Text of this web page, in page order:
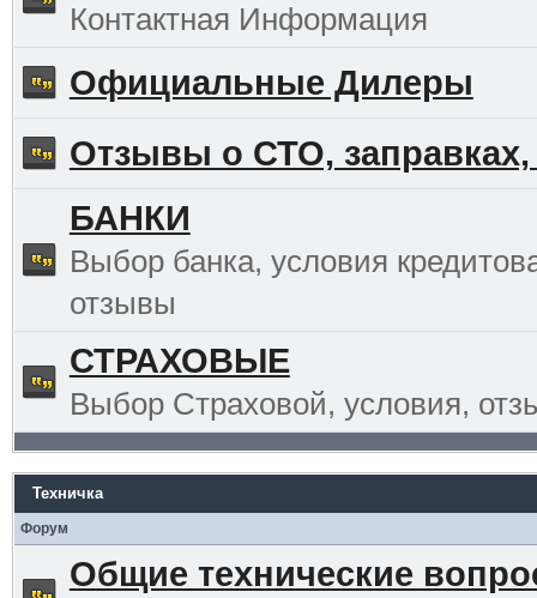
Контактная Информация
Официальные Дилеры
Отзывы о СТО, заправках,
БАНКИ
Выбор банка, условия
отзывы
СТРАХОВЫЕ
Выбор Страховой, условия,
Техничка
Форум
Общие технические